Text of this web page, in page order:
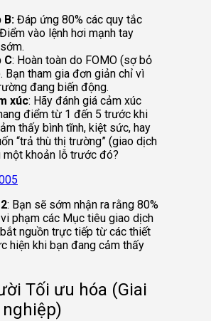
B: Đáp ứng 80% các quy tắc
vào lệnh hơi mạnh tay
C: Hoàn toàn do FOMO (sợ bỏ
Bạn tham gia đơn giản chỉ vì
đang biến động.
xúc: Hãy đánh giá cảm xúc
điểm từ 1 đến 5 trước khi
thấy bình tĩnh, kiệt sức, hay
“trả thù thị trường” (giao dịch
một khoản lỗ trước đó?
: Bạn sẽ sớm nhận ra rằng 80%
phạm các Mục tiêu giao dịch
nguồn trực tiếp từ các thiết
hiện khi bạn đang cảm thấy
Tối ưu hóa (Giai